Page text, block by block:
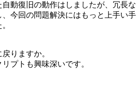
動復旧の動作はしましたが、冗長な
今回の問題解決にはもっと上手い手
りますか。
プトも興味深いです。